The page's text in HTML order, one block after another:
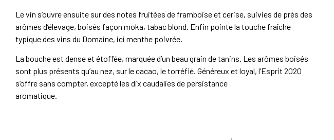
Le vin s’ouvre ensuite sur des notes fruitées de framboise et cerise, suivies de près des
arômes d’élevage, boisés façon moka, tabac blond. Enfin pointe la touche fraîche
typique des vins du Domaine, ici menthe poivrée.
La bouche est dense et étoffée, marquée d’un beau grain de tanins. Les arômes boisés
sont plus présents qu’au nez, sur le cacao, le torréfié. Généreux et loyal, l’Esprit 2020
s’offre sans compter, excepté les dix caudalies de persistance
aromatique.